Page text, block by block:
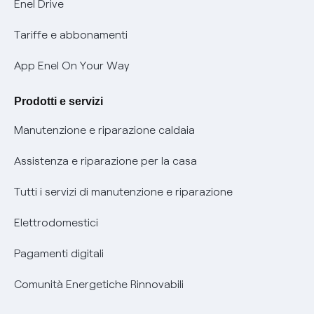
Phishing e truffe online
Verifica chi ti ha chiamato
Agevolazione utenti con disabilità per offerte Fibra
Informativa RAEE
Enel Drive
Tariffe e abbonamenti
App Enel On Your Way
Prodotti e servizi
Manutenzione e riparazione caldaia
Assistenza e riparazione per la casa
Tutti i servizi di manutenzione e riparazione
Elettrodomestici
Pagamenti digitali
Comunità Energetiche Rinnovabili